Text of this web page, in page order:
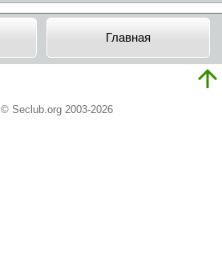
Главная
© Seclub.org 2003-2026